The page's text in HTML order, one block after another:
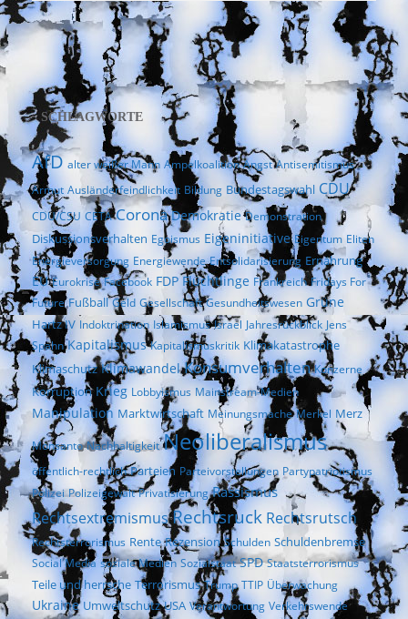
SCHLAGWORTE
AfD alter weißer Mann Ampelkoalition Angst Antisemitismus
Armut Ausländerfeindlichkeit Bildung Bundestagswahl CDU
CDU/CSU CETA Corona Demokratie Demonstration
Diskussionsverhalten Egoismus Eigeninitiative Eigentum Eliten
Energieversorgung Energiewende Entsolidarisierung Ernährung
EU Eurokrise Facebook FDP Flüchtlinge Frankreich Fridays For
Future Fußball Geld Gesellschaft Gesundheitswesen Grüne
Hartz IV Indoktrination Islamismus Israel Jahresrückblick Jens
Spahn Kapitalismus Kapitalismuskritik Klimakatastrophe
Klimaschutz Klimawandel Konsumverhalten Konzerne
Korruption Krieg Lobbyismus Mainstream-Medien
Manipulation Marktwirtschaft Meinungsmache Merkel Merz
Monsanto Nachhaltigkeit Neoliberalismus
öffentlich-rechtlich Parteien Parteivorstellungen Partypatriotismus
Polizei Polizeigewalt Privatisierung Rassismus
RechtsextremismusRechtsruck Rechtsrutsch
Rechtsterrorismus Rente Rezension Schulden Schuldenbremse
Social Media soziale Medien Sozialstaat SPD Staatsterrorismus
Teile und herrsche Terrorismus Trump TTIP Überwachung
Ukraine Umweltschutz USA Verantwortung Verkehrswende